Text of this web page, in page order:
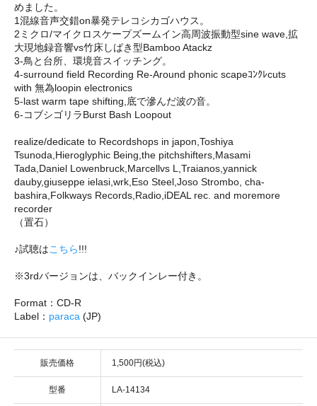
めました。
1混線音声交錯on暴発テレコシカゴハウス。
2ミクロ/マイクロスケープズームイン高周波振動型sine wave,拡
大現地録音響vs竹床しばき型Bamboo Atackz
3-鳥と台所、環境音スイッチング。
4-surround field Recording Re-Around phonic scapeｺﾝｸﾚcuts
with 無為loopin electronics
5-last warm tape shifting,底で滲んだ波の音。
6-コブシゴリラBurst Bash Loopout
realize/dedicate to Recordshops in japon,Toshiya
Tsunoda,Hieroglyphic Being,the pitchshifters,Masami
Tada,Daniel Lowenbruck,Marcellvs L,Traianos,yannick
dauby,giuseppe ielasi,wrk,Eso Steel,Joso Strombo, cha-
bashira,Folkways Records,Radio,iDEAL rec. and moremore
recorder
（置石）
♪試聴はこちら!!!
※3rdバージョンは、バックインレー付き。
Format：CD-R
Label： paraca (JP)
販売価格 1,500円(税込)
型番 LA-14134